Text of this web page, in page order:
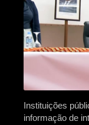
Instituições
informação de